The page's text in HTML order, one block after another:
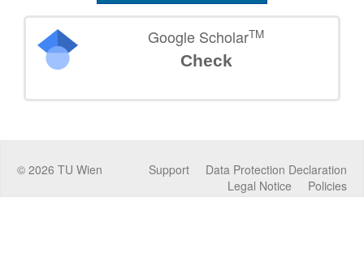
Google ScholarTM
Check
© 2026 TU Wien Data Protection Declaration
Support
Policies
Legal Notice